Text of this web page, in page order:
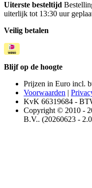
Uiterste besteltijd
uiterlijk tot 13:30 uur
Veilig betalen
Blijf op de hoogte
Prijzen in Euro incl.
Voorwaarden |
KvK 66319684 -
Copyright © 2010 -
B.V.. (20260623 -